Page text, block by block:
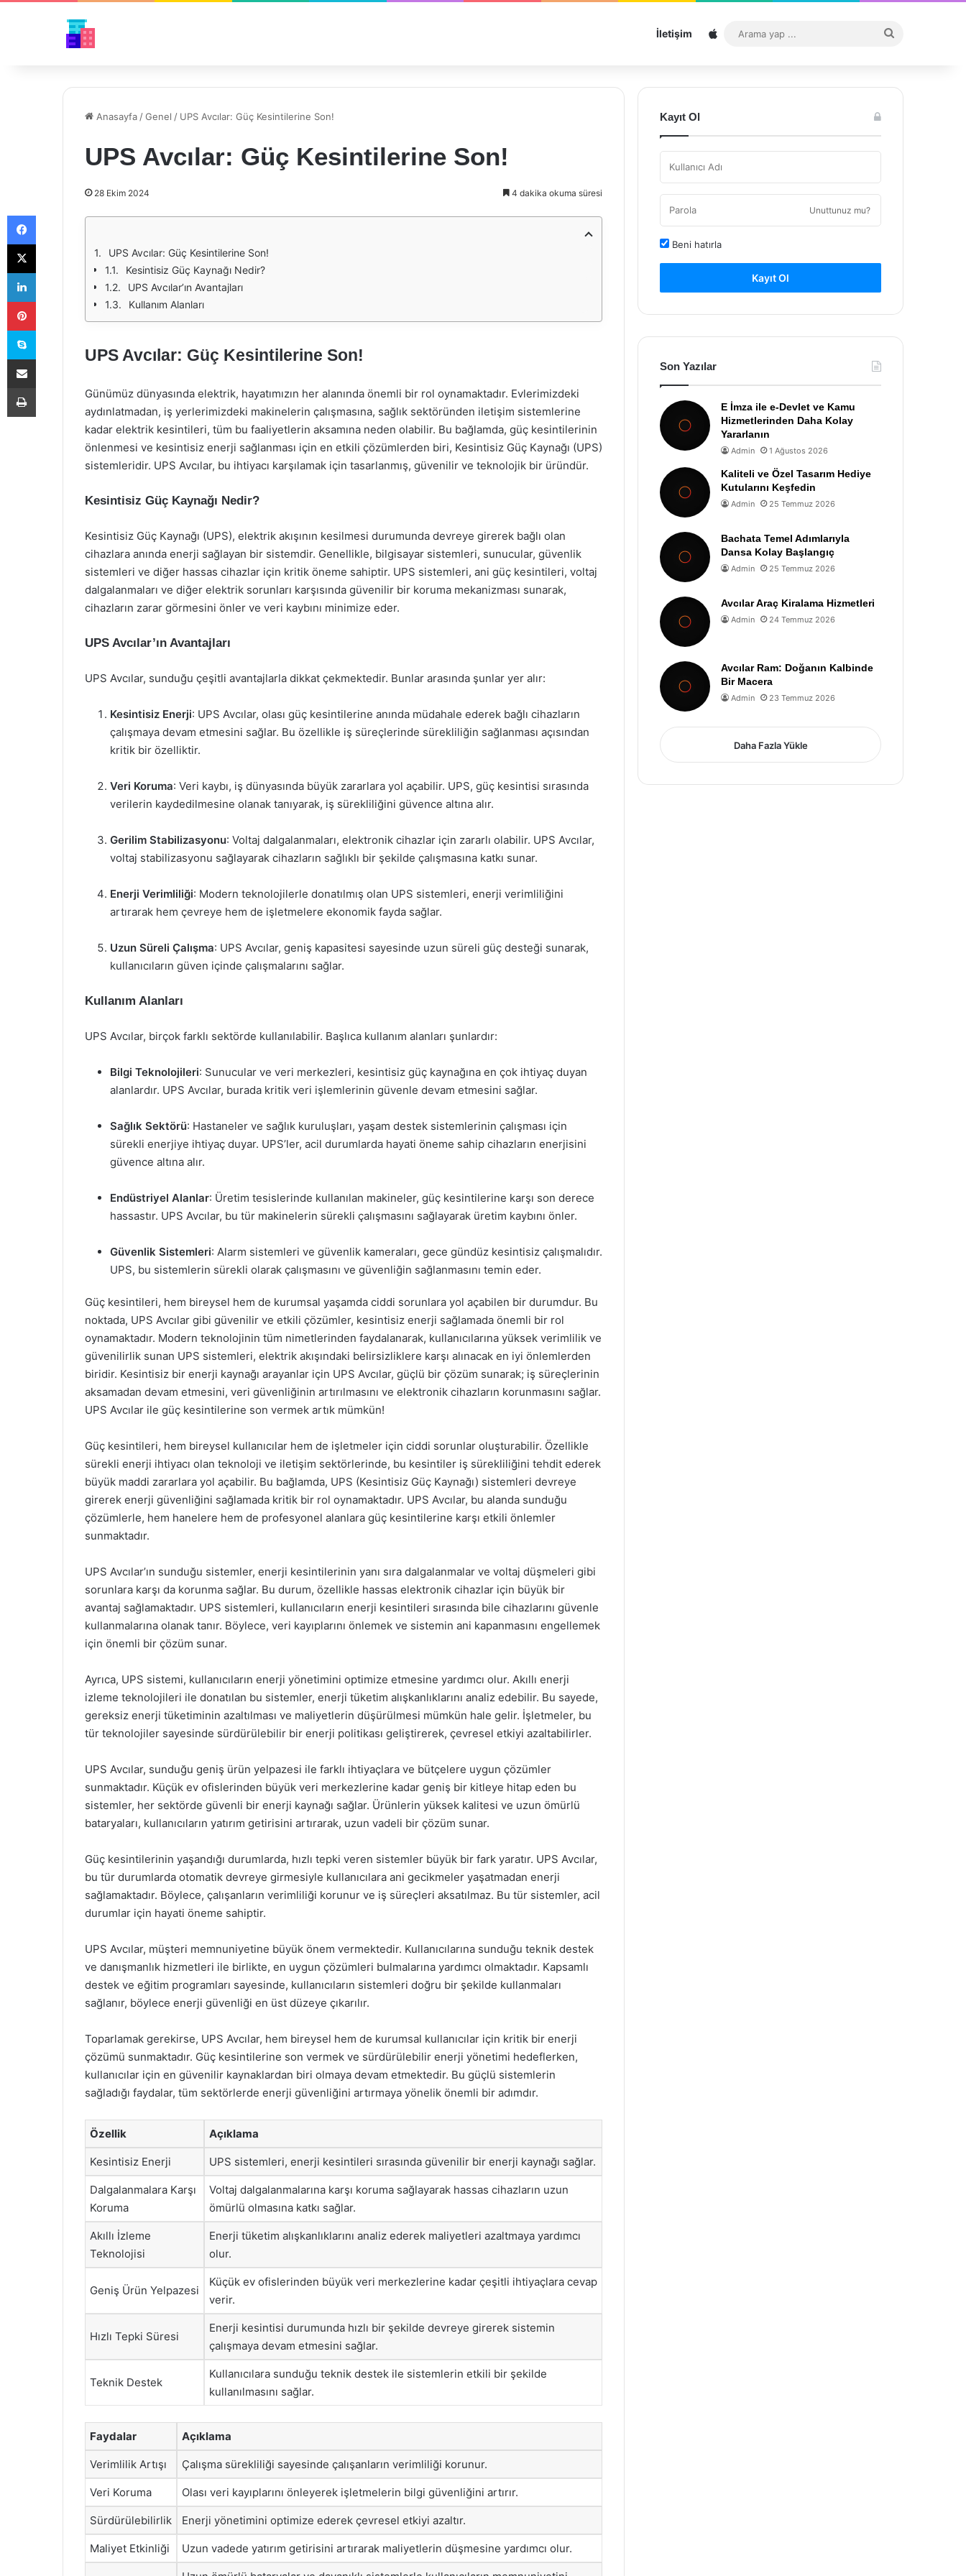
İletişim Sitemap
...
Anasayfa /Genel / UPS Avcılar: Güç Kesintilerine Son!
UPS Avcılar: Güç Kesintilerine Son!
28 Ekim 2024 4 dakika okuma süresi
UPS Avcılar: Güç Kesintilerine Son!
Kesintisiz Güç Kaynağı Nedir?
UPS Avcılar’ın Avantajları
Kullanım Alanları
UPS Avcılar: Güç Kesintilerine Son!
Günümüz dünyasında elektrik, hayatımızın her alanında önemli bir rol oynamaktadır. Evlerimizdeki
aydınlatmadan, iş yerlerimizdeki makinelerin çalışmasına, sağlık sektöründen iletişim sistemlerine
kadar elektrik kesintileri, tüm bu faaliyetlerin aksamına neden olabilir. Bu bağlamda, güç kesintilerinin
önlenmesi ve kesintisiz enerji sağlanması için en etkili çözümlerden biri, Kesintisiz Güç Kaynağı (UPS)
sistemleridir. UPS Avcılar, bu ihtiyacı karşılamak için tasarlanmış, güvenilir ve teknolojik bir üründür.
Kesintisiz Güç Kaynağı Nedir?
Kesintisiz Güç Kaynağı (UPS), elektrik akışının kesilmesi durumunda devreye girerek bağlı olan
cihazlara anında enerji sağlayan bir sistemdir. Genellikle, bilgisayar sistemleri, sunucular, güvenlik
sistemleri ve diğer hassas cihazlar için kritik öneme sahiptir. UPS sistemleri, ani güç kesintileri, voltaj
dalgalanmaları ve diğer elektrik sorunları karşısında güvenilir bir koruma mekanizması sunarak,
cihazların zarar görmesini önler ve veri kaybını minimize eder.
UPS Avcılar’ın Avantajları
UPS Avcılar, sunduğu çeşitli avantajlarla dikkat çekmektedir. Bunlar arasında şunlar yer alır:
Kesintisiz Enerji: UPS Avcılar, olası güç kesintilerine anında müdahale ederek bağlı cihazların
çalışmaya devam etmesini sağlar. Bu özellikle iş süreçlerinde sürekliliğin sağlanması açısından
kritik bir özelliktir.
Veri Koruma: Veri kaybı, iş dünyasında büyük zararlara yol açabilir. UPS, güç kesintisi sırasında
verilerin kaydedilmesine olanak tanıyarak, iş sürekliliğini güvence altına alır.
Gerilim Stabilizasyonu: Voltaj dalgalanmaları, elektronik cihazlar için zararlı olabilir. UPS Avcılar,
voltaj stabilizasyonu sağlayarak cihazların sağlıklı bir şekilde çalışmasına katkı sunar.
Enerji Verimliliği: Modern teknolojilerle donatılmış olan UPS sistemleri, enerji verimliliğini
artırarak hem çevreye hem de işletmelere ekonomik fayda sağlar.
Uzun Süreli Çalışma: UPS Avcılar, geniş kapasitesi sayesinde uzun süreli güç desteği sunarak,
kullanıcıların güven içinde çalışmalarını sağlar.
Kullanım Alanları
UPS Avcılar, birçok farklı sektörde kullanılabilir. Başlıca kullanım alanları şunlardır:
Bilgi Teknolojileri: Sunucular ve veri merkezleri, kesintisiz güç kaynağına en çok ihtiyaç duyan
alanlardır. UPS Avcılar, burada kritik veri işlemlerinin güvenle devam etmesini sağlar.
Sağlık Sektörü: Hastaneler ve sağlık kuruluşları, yaşam destek sistemlerinin çalışması için
sürekli enerjiye ihtiyaç duyar. UPS’ler, acil durumlarda hayati öneme sahip cihazların enerjisini
güvence altına alır.
Endüstriyel Alanlar: Üretim tesislerinde kullanılan makineler, güç kesintilerine karşı son derece
hassastır. UPS Avcılar, bu tür makinelerin sürekli çalışmasını sağlayarak üretim kaybını önler.
Güvenlik Sistemleri: Alarm sistemleri ve güvenlik kameraları, gece gündüz kesintisiz çalışmalıdır.
UPS, bu sistemlerin sürekli olarak çalışmasını ve güvenliğin sağlanmasını temin eder.
Güç kesintileri, hem bireysel hem de kurumsal yaşamda ciddi sorunlara yol açabilen bir durumdur. Bu
noktada, UPS Avcılar gibi güvenilir ve etkili çözümler, kesintisiz enerji sağlamada önemli bir rol
oynamaktadır. Modern teknolojinin tüm nimetlerinden faydalanarak, kullanıcılarına yüksek verimlilik ve
güvenilirlik sunan UPS sistemleri, elektrik akışındaki belirsizliklere karşı alınacak en iyi önlemlerden
biridir. Kesintisiz bir enerji kaynağı arayanlar için UPS Avcılar, güçlü bir çözüm sunarak; iş süreçlerinin
aksamadan devam etmesini, veri güvenliğinin artırılmasını ve elektronik cihazların korunmasını sağlar.
UPS Avcılar ile güç kesintilerine son vermek artık mümkün!
Güç kesintileri, hem bireysel kullanıcılar hem de işletmeler için ciddi sorunlar oluşturabilir. Özellikle
sürekli enerji ihtiyacı olan teknoloji ve iletişim sektörlerinde, bu kesintiler iş sürekliliğini tehdit ederek
büyük maddi zararlara yol açabilir. Bu bağlamda, UPS (Kesintisiz Güç Kaynağı) sistemleri devreye
girerek enerji güvenliğini sağlamada kritik bir rol oynamaktadır. UPS Avcılar, bu alanda sunduğu
çözümlerle, hem hanelere hem de profesyonel alanlara güç kesintilerine karşı etkili önlemler
sunmaktadır.
UPS Avcılar’ın sunduğu sistemler, enerji kesintilerinin yanı sıra dalgalanmalar ve voltaj düşmeleri gibi
sorunlara karşı da korunma sağlar. Bu durum, özellikle hassas elektronik cihazlar için büyük bir
avantaj sağlamaktadır. UPS sistemleri, kullanıcıların enerji kesintileri sırasında bile cihazlarını güvenle
kullanmalarına olanak tanır. Böylece, veri kayıplarını önlemek ve sistemin ani kapanmasını engellemek
için önemli bir çözüm sunar.
Ayrıca, UPS sistemi, kullanıcıların enerji yönetimini optimize etmesine yardımcı olur. Akıllı enerji
izleme teknolojileri ile donatılan bu sistemler, enerji tüketim alışkanlıklarını analiz edebilir. Bu sayede,
gereksiz enerji tüketiminin azaltılması ve maliyetlerin düşürülmesi mümkün hale gelir. İşletmeler, bu
tür teknolojiler sayesinde sürdürülebilir bir enerji politikası geliştirerek, çevresel etkiyi azaltabilirler.
UPS Avcılar, sunduğu geniş ürün yelpazesi ile farklı ihtiyaçlara ve bütçelere uygun çözümler
sunmaktadır. Küçük ev ofislerinden büyük veri merkezlerine kadar geniş bir kitleye hitap eden bu
sistemler, her sektörde güvenli bir enerji kaynağı sağlar. Ürünlerin yüksek kalitesi ve uzun ömürlü
bataryaları, kullanıcıların yatırım getirisini artırarak, uzun vadeli bir çözüm sunar.
Güç kesintilerinin yaşandığı durumlarda, hızlı tepki veren sistemler büyük bir fark yaratır. UPS Avcılar,
bu tür durumlarda otomatik devreye girmesiyle kullanıcılara ani gecikmeler yaşatmadan enerji
sağlamaktadır. Böylece, çalışanların verimliliği korunur ve iş süreçleri aksatılmaz. Bu tür sistemler, acil
durumlar için hayati öneme sahiptir.
UPS Avcılar, müşteri memnuniyetine büyük önem vermektedir. Kullanıcılarına sunduğu teknik destek
ve danışmanlık hizmetleri ile birlikte, en uygun çözümleri bulmalarına yardımcı olmaktadır. Kapsamlı
destek ve eğitim programları sayesinde, kullanıcıların sistemleri doğru bir şekilde kullanmaları
sağlanır, böylece enerji güvenliği en üst düzeye çıkarılır.
Toparlamak gerekirse, UPS Avcılar, hem bireysel hem de kurumsal kullanıcılar için kritik bir enerji
çözümü sunmaktadır. Güç kesintilerine son vermek ve sürdürülebilir enerji yönetimi hedeflerken,
kullanıcılar için en güvenilir kaynaklardan biri olmaya devam etmektedir. Bu güçlü sistemlerin
sağladığı faydalar, tüm sektörlerde enerji güvenliğini artırmaya yönelik önemli bir adımdır.
Özellik Açıklama
Kesintisiz Enerji UPS sistemleri, enerji kesintileri sırasında güvenilir bir enerji kaynağı sağlar.
Dalgalanmalara Karşı
Koruma
Voltaj dalgalanmalarına karşı koruma sağlayarak hassas cihazların uzun
ömürlü olmasına katkı sağlar.
Akıllı İzleme
Teknolojisi
Enerji tüketim alışkanlıklarını analiz ederek maliyetleri azaltmaya yardımcı
olur.
Geniş Ürün Yelpazesi
Küçük ev ofislerinden büyük veri merkezlerine kadar çeşitli ihtiyaçlara cevap
verir.
Hızlı Tepki Süresi
Enerji kesintisi durumunda hızlı bir şekilde devreye girerek sistemin
çalışmaya devam etmesini sağlar.
Teknik Destek
Kullanıcılara sunduğu teknik destek ile sistemlerin etkili bir şekilde
kullanılmasını sağlar.
Faydalar Açıklama
Verimlilik Artışı Çalışma sürekliliği sayesinde çalışanların verimliliği korunur.
Veri Koruma Olası veri kayıplarını önleyerek işletmelerin bilgi güvenliğini artırır.
Sürdürülebilirlik Enerji yönetimini optimize ederek çevresel etkiyi azaltır.
Maliyet Etkinliği Uzun vadede yatırım getirisini artırarak maliyetlerin düşmesine yardımcı olur.
Kayıt Ol
Unuttunuz mu?
Beni hatırla
Kayıt Ol
Son Yazılar
E İmza ile e-Devlet ve Kamu
Hizmetlerinden Daha Kolay
Yararlanın
Admin 1 Ağustos 2026
Kaliteli ve Özel Tasarım Hediye
Kutularını Keşfedin
Admin 25 Temmuz 2026
Bachata Temel Adımlarıyla
Dansa Kolay Başlangıç
Admin 25 Temmuz 2026
Avcılar Araç Kiralama Hizmetleri
Admin 24 Temmuz 2026
Avcılar Ram: Doğanın Kalbinde
Bir Macera
Admin 23 Temmuz 2026
Daha Fazla Yükle
Facebook
X
LinkedIn
Pinterest
Skype
E-Posta ile paylaş